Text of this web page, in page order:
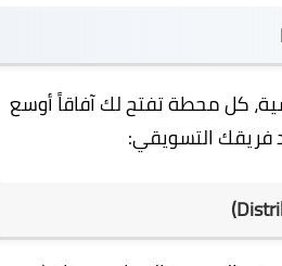
كل محطة تفتح لك آفاقاً أوسع